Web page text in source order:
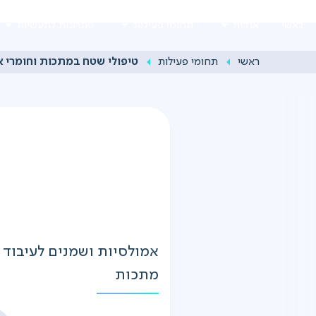
ראשי תחומי פעילות טיפולי שטח במתכות וחומרי
אמולסיות ושמנים לעיבוד
מתכות